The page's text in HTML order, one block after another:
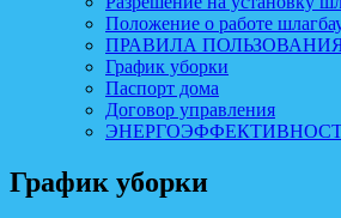
Положение о работе
ПРАВИЛА
График уборки
Паспорт дома
Договор управления
График уборки